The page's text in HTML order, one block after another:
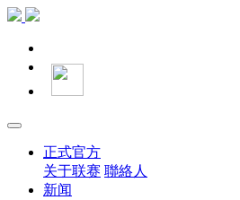
正式官方
关于联赛 聯絡人
新闻